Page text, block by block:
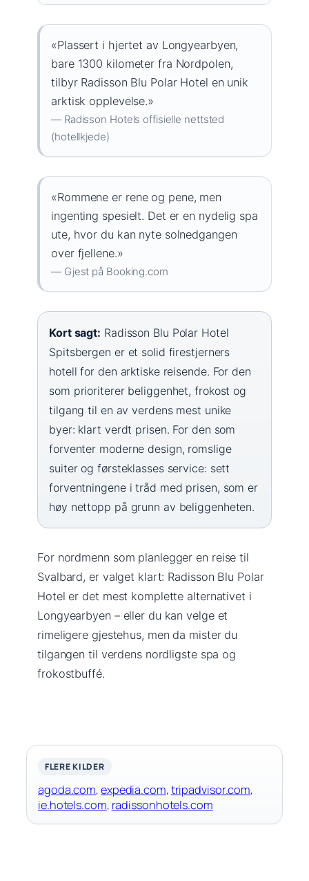
«Plassert i hjertet av Longyearbyen,
bare 1300 kilometer fra Nordpolen,
tilbyr Radisson Blu Polar Hotel en unik
arktisk opplevelse.»
— Radisson Hotels offisielle nettsted
(hotellkjede)
«Rommene er rene og pene, men
ingenting spesielt. Det er en nydelig spa
ute, hvor du kan nyte solnedgangen
over fjellene.»
— Gjest på Booking.com
Kort sagt: Radisson Blu Polar Hotel
Spitsbergen er et solid firestjerners
hotell for den arktiske reisende. For den
som prioriterer beliggenhet, frokost og
tilgang til en av verdens mest unike
byer: klart verdt prisen. For den som
forventer moderne design, romslige
suiter og førsteklasses service: sett
forventningene i tråd med prisen, som er
høy nettopp på grunn av beliggenheten.
For nordmenn som planlegger en reise til
Svalbard, er valget klart: Radisson Blu Polar
Hotel er det mest komplette alternativet i
Longyearbyen – eller du kan velge et
rimeligere gjestehus, men da mister du
tilgangen til verdens nordligste spa og
frokostbuffé.
FLERE KILDER
agoda.com,expedia.com,tripadvisor.com,
ie.hotels.com, radissonhotels.com